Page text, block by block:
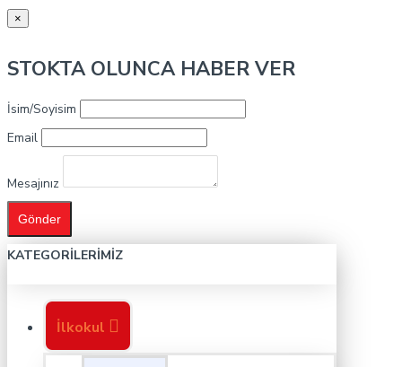
×
STOKTA OLUNCA HABER VER
İsim/Soyisim
Email
Mesajınız
Gönder
KATEGORILERIMIZ
İlkokul